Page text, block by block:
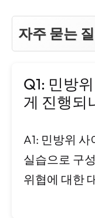
자주 묻는
Q1: 민방
게 진행되
A1: 민방위
실습으로 구
위협에 대한